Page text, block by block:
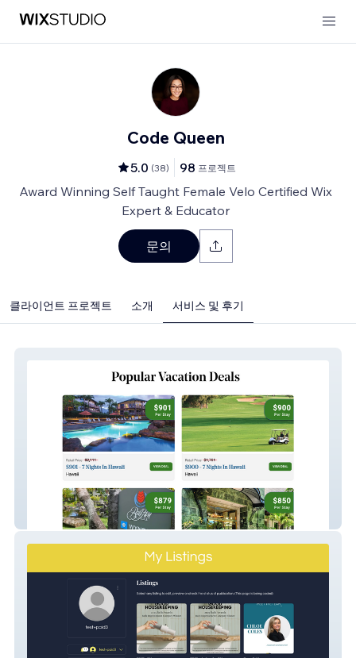
Code Queen
5.0 (38) 98 프로젝트
Award Winning Self Taught Female Velo Certified Wix
Expert & Educator
문의
클라이언트 프로젝트 소개 서비스 및 후기
GoForLess